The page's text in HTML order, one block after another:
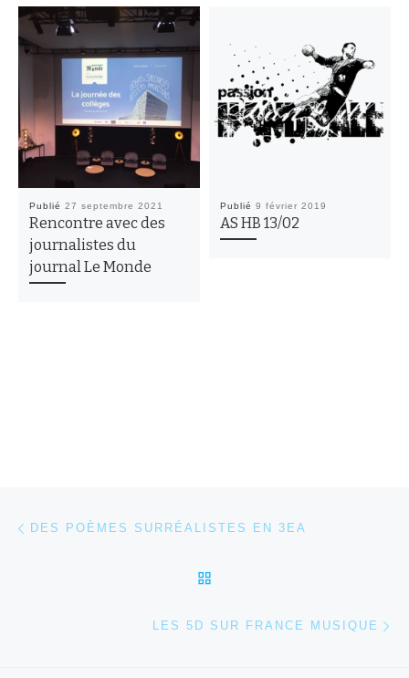
Publié 27 septembre 2021
Rencontre avec des
journalistes du
journal Le Monde
Publié 9 février 2019
AS HB 13/02
Parcourir les articles
DES POÈMES SURRÉALISTES EN 3EA
LES 5D SUR FRANCE MUSIQUE